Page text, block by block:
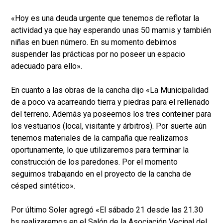
«Hoy es una deuda urgente que tenemos de reflotar la
actividad ya que hay esperando unas 50 mamis y también
niñas en buen número. En su momento debimos
suspender las prácticas por no poseer un espacio
adecuado para ello».
En cuanto a las obras de la cancha dijo «La Municipalidad
de a poco va acarreando tierra y piedras para el rellenado
del terreno. Además ya poseemos los tres conteiner para
los vestuarios (local, visitante y árbitros). Por suerte aún
tenemos materiales de la campaña que realizamos
oportunamente, lo que utilizaremos para terminar la
construcción de los paredones. Por el momento
seguimos trabajando en el proyecto de la cancha de
césped sintético».
Por último Soler agregó «El sábado 21 desde las 21.30